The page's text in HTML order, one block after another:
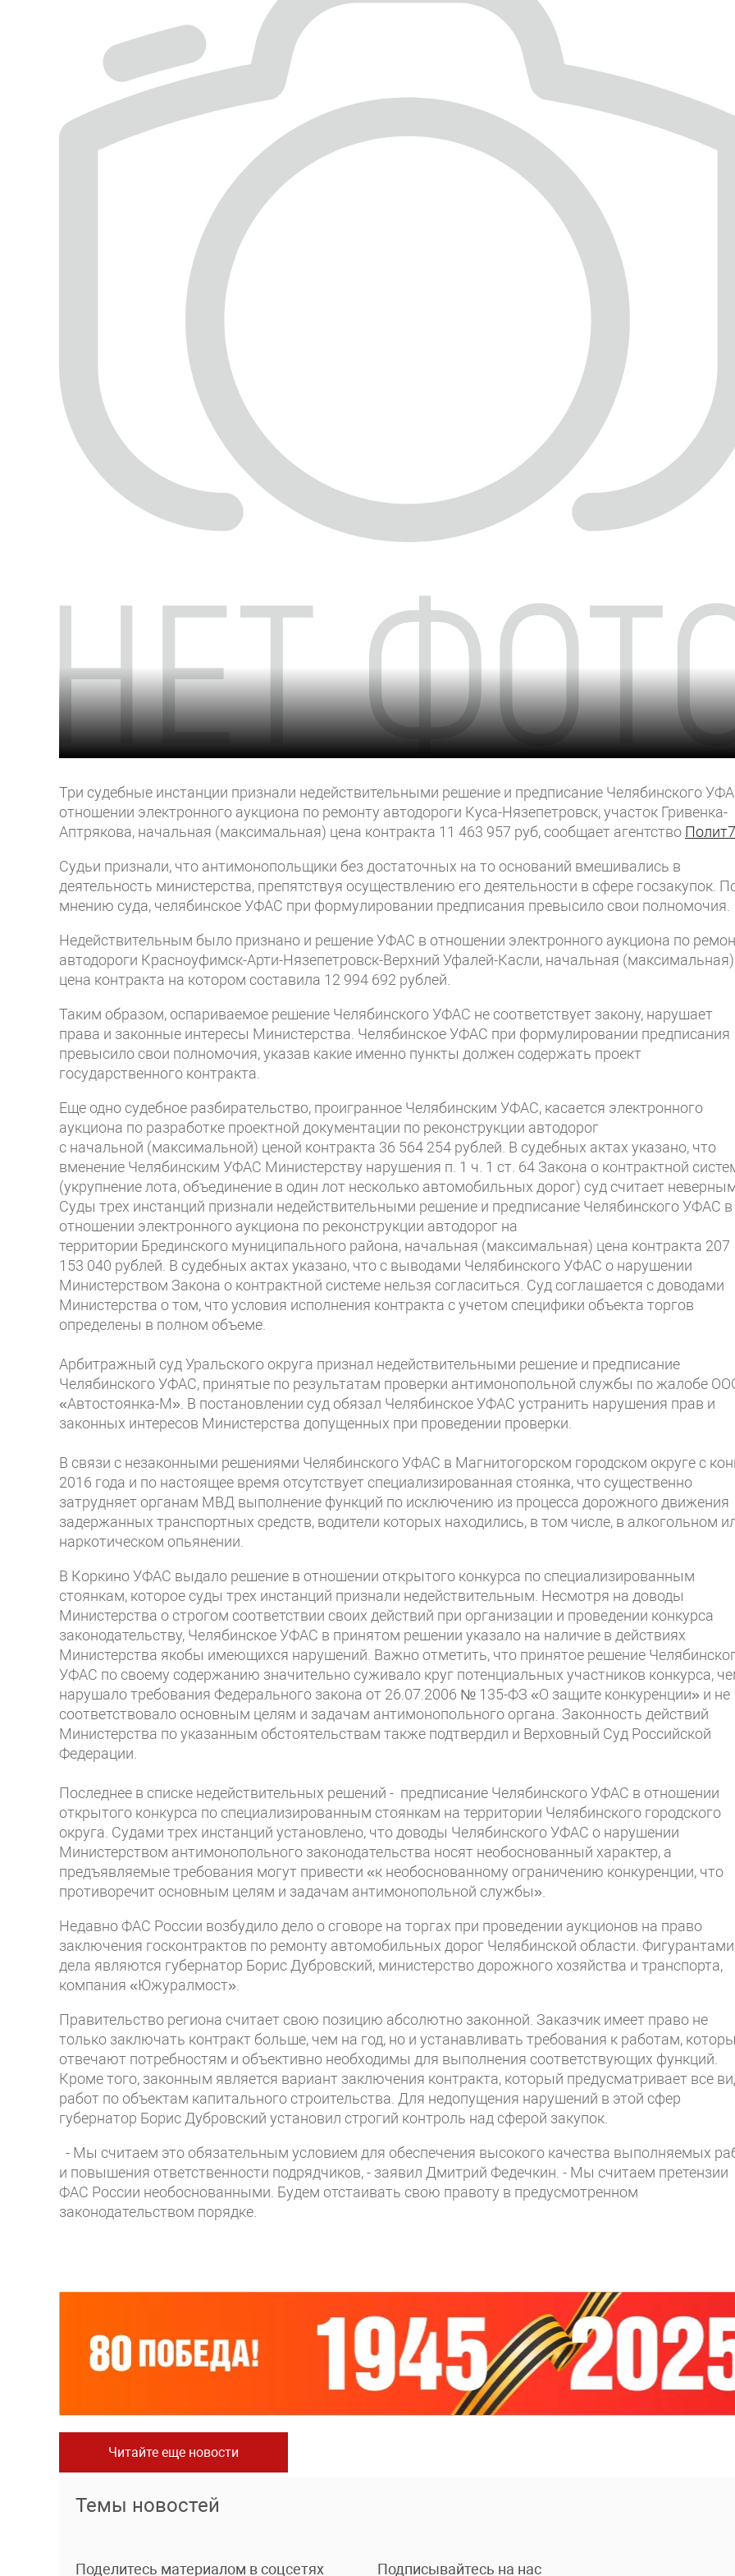
Три судебные инстанции признали недействительными решение и предписание Челябинского
отношении электронного аукциона по ремонту автодороги Куса-Нязепетровск, участок Гривенка-
Аптрякова, начальная (максимальная) цена контракта 11 463 957 руб, сообщает агентство
Судьи признали, что антимонопольщики без достаточных на то оснований вмешивались в
деятельность министерства, препятствуя осуществлению его деятельности в сфере госзакупок.
мнению суда, челябинское УФАС при формулировании предписания превысило свои полномочия.
Недействительным было признано и решение УФАС в отношении электронного аукциона по
автодороги Красноуфимск-Арти-Нязепетровск-Верхний Уфалей-Касли, начальная (максимальная)
цена контракта на котором составила 12 994 692 рублей.
Таким образом, оспариваемое решение Челябинского УФАС не соответствует закону, нарушает
права и законные интересы Министерства. Челябинское УФАС при формулировании предписания
превысило свои полномочия, указав какие именно пункты должен содержать проект
государственного контракта.
Еще одно судебное разбирательство, проигранное Челябинским УФАС, касается электронного
аукциона по разработке проектной документации по реконструкции автодорог
с начальной (максимальной) ценой контракта 36 564 254 рублей. В судебных актах указано, что
вменение Челябинским УФАС Министерству нарушения п. 1 ч. 1 ст. 64 Закона о контрактной
(укрупнение лота, объединение в один лот несколько автомобильных дорог) суд считает
Суды трех инстанций признали недействительными решение и предписание Челябинского УФАС в
отношении электронного аукциона по реконструкции автодорог на
территории Брединского муниципального района, начальная (максимальная) цена контракта 207
153 040 рублей. В судебных актах указано, что с выводами Челябинского УФАС о нарушении
Министерством Закона о контрактной системе нельзя согласиться. Суд соглашается с доводами
Министерства о том, что условия исполнения контракта с учетом специфики объекта торгов
определены в полном объеме.
Арбитражный суд Уральского округа признал недействительными решение и предписание
Челябинского УФАС, принятые по результатам проверки антимонопольной службы по жалобе
«Автостоянка-М». В постановлении суд обязал Челябинское УФАС устранить нарушения прав и
законных интересов Министерства допущенных при проведении проверки.
В связи с незаконными решениями Челябинского УФАС в Магнитогорском городском округе с
2016 года и по настоящее время отсутствует специализированная стоянка, что существенно
затрудняет органам МВД выполнение функций по исключению из процесса дорожного движения
задержанных транспортных средств, водители которых находились, в том числе, в алкогольном
наркотическом опьянении.
В Коркино УФАС выдало решение в отношении открытого конкурса по специализированным
стоянкам, которое суды трех инстанций признали недействительным. Несмотря на доводы
Министерства о строгом соответствии своих действий при организации и проведении конкурса
законодательству, Челябинское УФАС в принятом решении указало на наличие в действиях
Министерства якобы имеющихся нарушений. Важно отметить, что принятое решение
УФАС по своему содержанию значительно суживало круг потенциальных участников конкурса,
нарушало требования Федерального закона от 26.07.2006 № 135-ФЗ «О защите конкуренции» и не
соответствовало основным целям и задачам антимонопольного органа. Законность действий
Министерства по указанным обстоятельствам также подтвердил и Верховный Суд Российской
Федерации.
Последнее в списке недействительных решений - предписание Челябинского УФАС в отношении
открытого конкурса по специализированным стоянкам на территории Челябинского городского
округа. Судами трех инстанций установлено, что доводы Челябинского УФАС о нарушении
Министерством антимонопольного законодательства носят необоснованный характер, а
предъявляемые требования могут привести «к необоснованному ограничению конкуренции, что
противоречит основным целям и задачам антимонопольной службы».
Недавно ФАС России возбудило дело о сговоре на торгах при проведении аукционов на право
заключения госконтрактов по ремонту автомобильных дорог Челябинской области. Фигурантами
дела являются губернатор Борис Дубровский, министерство дорожного хозяйства и транспорта,
компания «Южуралмост».
Правительство региона считает свою позицию абсолютно законной. Заказчик имеет право не
только заключать контракт больше, чем на год, но и устанавливать требования к работам,
отвечают потребностям и объективно необходимы для выполнения соответствующих функций.
Кроме того, законным является вариант заключения контракта, который предусматривает все
работ по объектам капитального строительства. Для недопущения нарушений в этой сфер
губернатор Борис Дубровский установил строгий контроль над сферой закупок.
- Мы считаем это обязательным условием для обеспечения высокого качества выполняемых
и повышения ответственности подрядчиков, - заявил Дмитрий Федечкин. - Мы считаем претензии
ФАС России необоснованными. Будем отстаивать свою правоту в предусмотренном
законодательством порядке.
Читайте еще новости
Темы новостей
Поделитесь материалом в соцсетях Подписывайтесь на нас